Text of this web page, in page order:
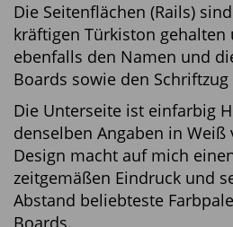
Die Seitenflächen (Rails)
kräftigen Türkiston gehalten
ebenfalls den Namen und
Boards sowie den
Die Unterseite ist einfarbig
denselben Angaben in Weiß
Design macht auf mich
zeitgemäßen Eindruck und
Abstand beliebteste